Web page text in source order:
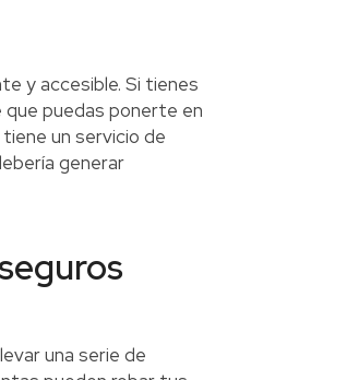
y accesible. Si tienes
puedas ponerte en
un servicio de
generar
una serie de